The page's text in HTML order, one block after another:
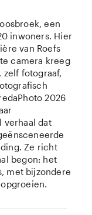
een
inwoners. Hier
van Roefs
camera kreeg
zelf fotograaf,
2026
verhaal dat
Ze richt
begon: het
met bijzondere